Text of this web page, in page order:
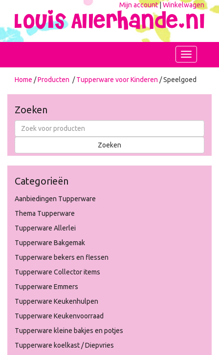
Mijn account|Winkelwagen
Toggle
navigation
Home /Producten /Tupperware voor Kinderen / Speelgoed
Zoeken
Categorieën
Aanbiedingen Tupperware
Thema Tupperware
Tupperware Allerlei
Tupperware Bakgemak
Tupperware bekers en flessen
Tupperware Collector items
Tupperware Emmers
Tupperware Keukenhulpen
Tupperware Keukenvoorraad
Tupperware kleine bakjes en potjes
Tupperware koelkast / Diepvries